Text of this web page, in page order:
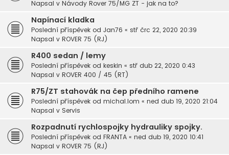
Napsal v Návody Rover 75/MG ZT - jak na to?
Napínací kladka
Poslední příspěvek od Jan76 « stř črc 22, 2020 20:39
Napsal v ROVER 75 (RJ)
R400 sedan / lemy
Poslední příspěvek od keskin « stř dub 22, 2020 0:43
Napsal v ROVER 400 / 45 (RT)
R75/ZT stahovák na čep předního ramene
Poslední příspěvek od michal.lom « ned dub 19, 2020 21:04
Napsal v Servis
Rozpadnutí rychlospojky hydrauliky spojky.
Poslední příspěvek od FRANTA « ned dub 19, 2020 10:41
Napsal v ROVER 75 (RJ)